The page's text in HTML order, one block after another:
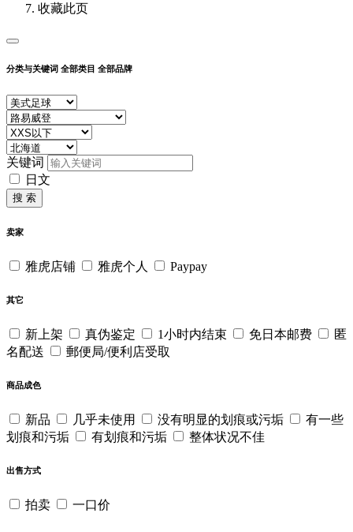
收藏此页
分类与关键词 全部类目 全部品牌
关键词
日文
搜 索
卖家
雅虎店铺 雅虎个人 Paypay
其它
新上架 真伪鉴定 1小时内结束 免日本邮费
匿
名配送
郵便局/便利店受取
商品成色
新品 几乎未使用 没有明显的划痕或污垢
有一些
划痕和污垢
有划痕和污垢 整体状况不佳
出售方式
拍卖 一口价